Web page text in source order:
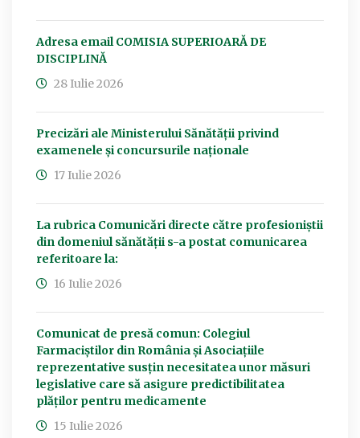
Adresa email COMISIA SUPERIOARĂ DE
DISCIPLINĂ
28 Iulie 2026
Precizări ale Ministerului Sănătății privind
examenele și concursurile naționale
17 Iulie 2026
La rubrica Comunicări directe către profesioniștii
din domeniul sănătății s-a postat comunicarea
referitoare la:
16 Iulie 2026
Comunicat de presă comun: Colegiul
Farmaciștilor din România și Asociațiile
reprezentative susțin necesitatea unor măsuri
legislative care să asigure predictibilitatea
plăților pentru medicamente
15 Iulie 2026